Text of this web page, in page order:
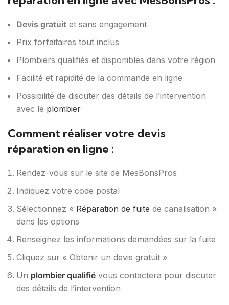
Devis gratuit et sans engagement
Prix forfaitaires tout inclus
Plombiers qualifiés et disponibles dans votre région
Facilité et rapidité de la commande en ligne
Possibilité de discuter des détails de l’intervention
avec le plombier
Comment réaliser votre devis
réparation en ligne :
Rendez-vous sur le site de MesBonsPros
Indiquez votre code postal
Sélectionnez « Réparation de fuite de canalisation »
dans les options
Renseignez les informations demandées sur la fuite
Cliquez sur « Obtenir un devis gratuit »
Un plombier qualifié vous contactera pour discuter
des détails de l’intervention